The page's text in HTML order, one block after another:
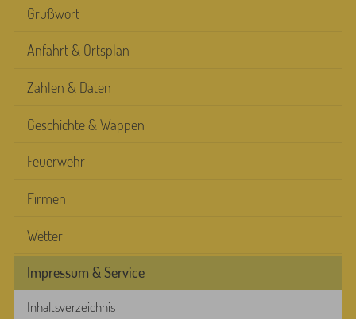
Grußwort
Anfahrt & Ortsplan
Zahlen & Daten
Geschichte & Wappen
Feuerwehr
Firmen
Wetter
Impressum & Service
Inhaltsverzeichnis